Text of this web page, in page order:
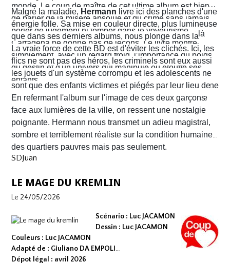
l’un des chefs du gang local qui n’est autre que le neveu
d’Arriega. Devenus des hommes à abattre, Alvaro et
Nacho s'enfuient vers la frontière américaine. C’est là
qu’ils vont croiser, Félix Garzon, un flic quadragénaire
fatigué qui les regarde courir…
monde. Le coup de maître de cet ultime album est bien
de parler de la misère absolue et du crime sans jamais
porter de jugement ni tomber dans le voyeurisme.
Cartagena ne donne pas de leçons. Le livre montre
simplement, avec un regard froid, l’importance du poids
du destin et d'un univers qui manipule ou étouffe ses
enfants.
Malgré la maladie, Hermann livre ici des planches d'une
énergie folle. Sa mise en couleur directe, plus lumineuse
que dans ses derniers albums, nous plonge dans la
poussière et la sueur comme lui seul savait les
transmettre. On y retrouve ses fameux visages fatigués
aux mâchoires carrées portant en eux toute la détresse
ou la noirceur du monde. Le scénario d' Yves H. est d'une
fluidité exemplaire. On est emporté dans une aventure
mêlant road trip étouffant, récit existentiel et course
contre la montre où chaque case souligne l'urgence de
survivre.
La vraie force de cette BD est d'éviter les clichés. Ici, les
flics ne sont pas des héros, les criminels sont eux aussi
les jouets d'un système corrompu et les adolescents ne
sont que des enfants victimes et piégés par leur lieu de
naissance.
En refermant l'album sur l'image de ces deux garçons
face aux lumières de la ville, on ressent une nostalgie
poignante. Hermann nous transmet un adieu magistral,
sombre et terriblement réaliste sur la condition humaine
des quartiers pauvres mais pas seulement.
SDJuan
LE MAGE DU KREMLIN
Le 24/05/2026
Scénario : Luc JACAMON
Dessin : Luc JACAMON
Couleurs : Luc JACAMON
Adapté de : Giuliano DA EMPOLI
Dépot légal : avril 2026